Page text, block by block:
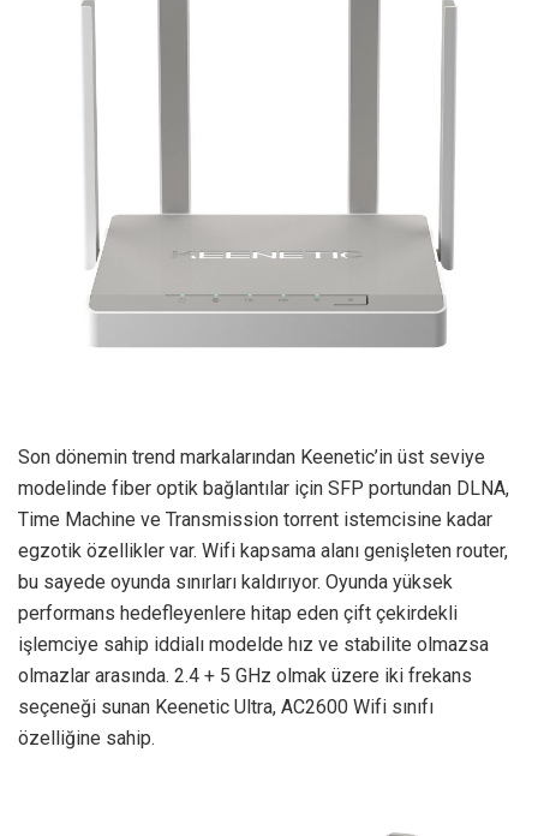
Son dönemin trend markalarından Keenetic’in üst seviye
modelinde fiber optik bağlantılar için SFP portundan DLNA,
Time Machine ve Transmission torrent istemcisine kadar
egzotik özellikler var. Wifi kapsama alanı genişleten router,
bu sayede oyunda sınırları kaldırıyor. Oyunda yüksek
performans hedefleyenlere hitap eden çift çekirdekli
işlemciye sahip iddialı modelde hız ve stabilite olmazsa
olmazlar arasında. 2.4 + 5 GHz olmak üzere iki frekans
seçeneği sunan Keenetic Ultra, AC2600 Wifi sınıfı
özelliğine sahip.